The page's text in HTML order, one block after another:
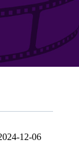
12-06